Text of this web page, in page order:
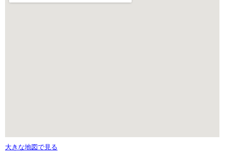
大きな地図で見る